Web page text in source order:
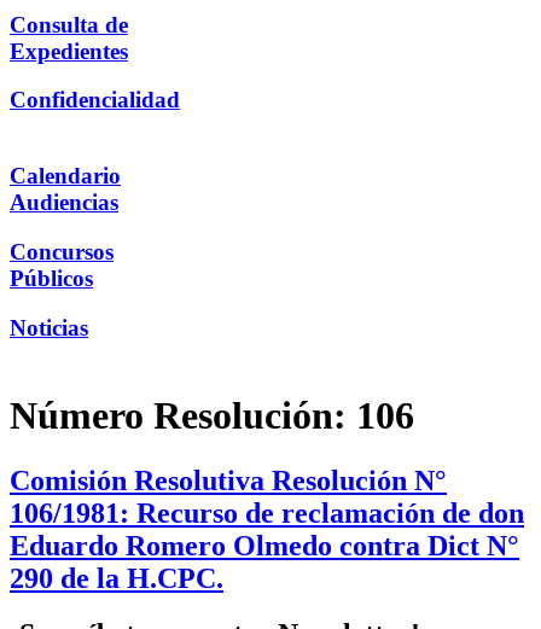
Consulta de
Expedientes
Confidencialidad
Calendario
Audiencias
Concursos
Públicos
Noticias
Número Resolución: 106
Comisión Resolutiva Resolución N°
106/1981: Recurso de reclamación de don
Eduardo Romero Olmedo contra Dict N°
290 de la H.CPC.